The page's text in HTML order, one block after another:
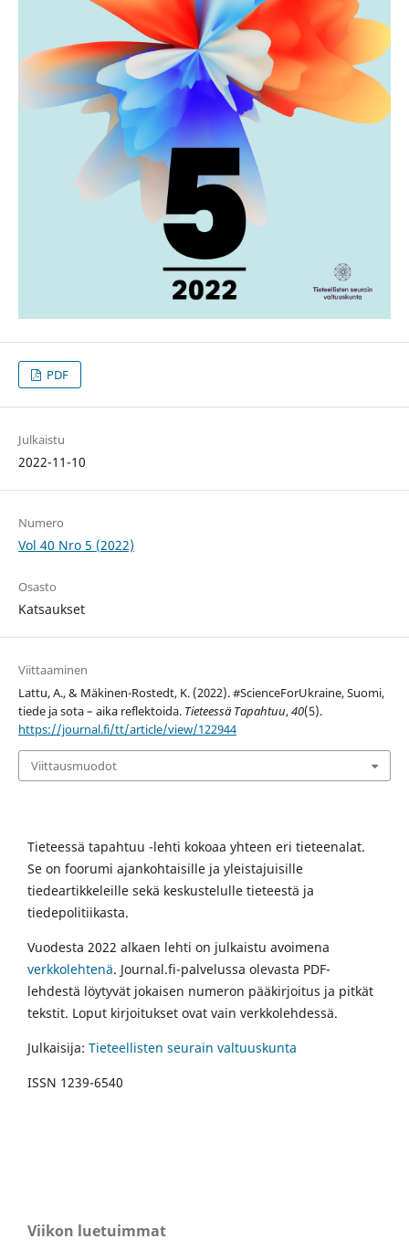
PDF
Julkaistu
2022-11-10
Numero
Vol 40 Nro 5 (2022)
Osasto
Katsaukset
Viittaaminen
Lattu, A., & Mäkinen-Rostedt, K. (2022). #ScienceForUkraine, Suomi,
tiede ja sota – aika reflektoida. Tieteessä Tapahtuu,40(5).
https://journal.fi/tt/article/view/122944
Viittausmuodot
Tieteessä tapahtuu -lehti kokoaa yhteen eri tieteenalat.
Se on foorumi ajankohtaisille ja yleistajuisille
tiedeartikkeleille sekä keskustelulle tieteestä ja
tiedepolitiikasta.
Vuodesta 2022 alkaen lehti on julkaistu avoimena
verkkolehtenä. Journal.fi-palvelussa olevasta PDF-
lehdestä löytyvät jokaisen numeron pääkirjoitus ja pitkät
tekstit. Loput kirjoitukset ovat vain verkkolehdessä.
Julkaisija: Tieteellisten seurain valtuuskunta
ISSN 1239-6540
Viikon luetuimmat